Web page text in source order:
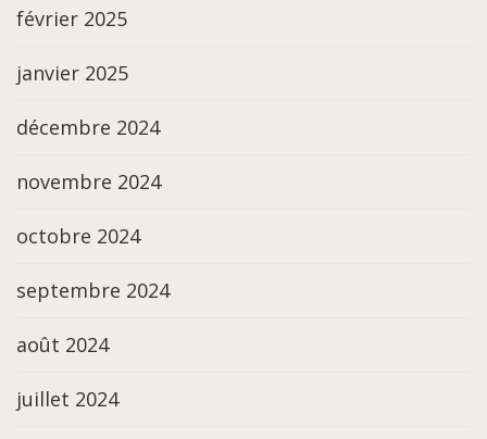
février 2025
janvier 2025
décembre 2024
novembre 2024
octobre 2024
septembre 2024
août 2024
juillet 2024